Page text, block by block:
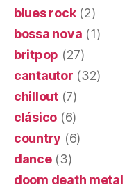
blues rock(2)
bossa nova (1)
britpop (27)
cantautor (32)
chillout(7)
clásico (6)
country (6)
dance(3)
doom death metal